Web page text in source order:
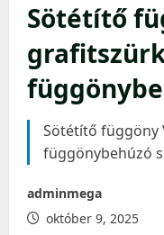
Sötétítő
Sötétítő függöny
függönybehúzó
adminmega
október 9, 2025